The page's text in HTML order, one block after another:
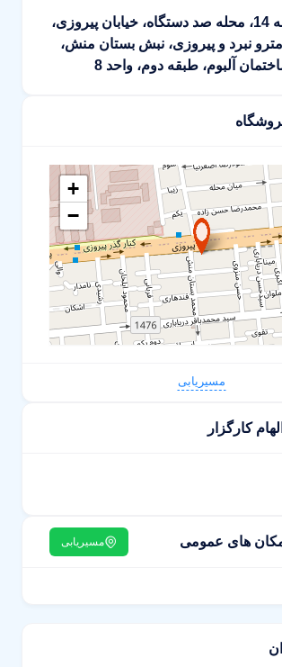
تهران، منطقه 14، محله صد دستگاه، خیابان پیروزی،
مترو نبرد و پیروزی، نبش بستان منش،
+
−
مسیریابی
کارگزار
های عمومی مسیریابی